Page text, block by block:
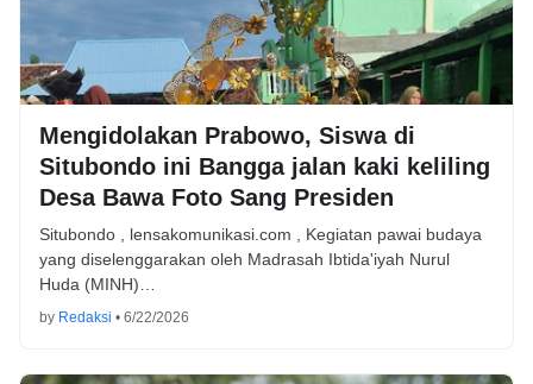
Mengidolakan Prabowo, Siswa di
Situbondo ini Bangga jalan kaki keliling
Desa Bawa Foto Sang Presiden
Situbondo , lensakomunikasi.com , Kegiatan pawai budaya
yang diselenggarakan oleh Madrasah Ibtida'iyah Nurul
Huda (MINH)…
by Redaksi • 6/22/2026